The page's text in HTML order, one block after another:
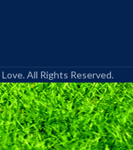
All Rights Reserved.